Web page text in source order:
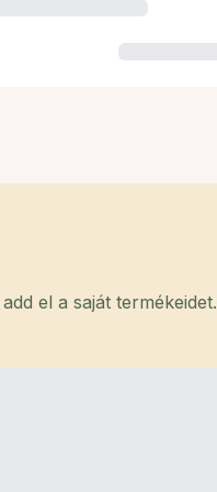
el a saját termékeidet.